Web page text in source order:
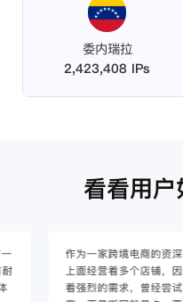
委内瑞拉
2,423,408 IPs
看看用
作为一家跨境电商的资深运营，
上面经营着多个店铺，因此对海
着强烈的需求，曾经尝试了多个